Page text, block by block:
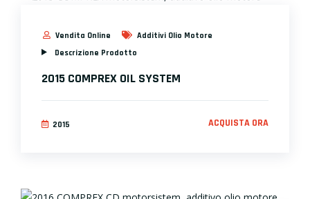
Vendita Online
Additivi Olio Motore
Descrizione Prodotto
2015 COMPREX OIL SYSTEM
2015 ACQUISTA ORA